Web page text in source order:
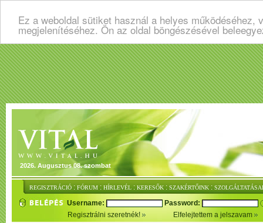
Ez a weboldal sütiket használ a helyes
megjelenítéséhez. Ön az oldal böngészésével
2026. Augusztus 08. szombat
REGISZTRÁCIÓ : FÓRUM : HÍRLEVÉL : KERESŐK : SZAKÉRTŐINK :
Username:
Password:
Regisztrálni szeretnék!
Elfelejtettem a jelszavam